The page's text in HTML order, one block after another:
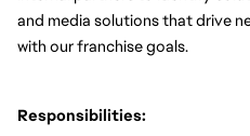
and media solutions that drive
with our franchise goals.
Responsibilities: